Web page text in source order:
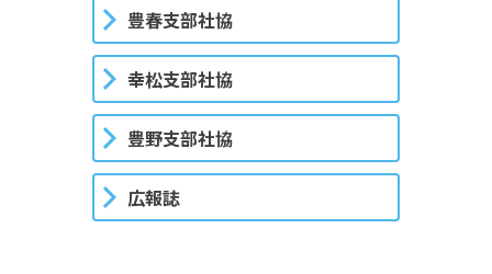
豊春支部社協
幸松支部社協
豊野支部社協
広報誌